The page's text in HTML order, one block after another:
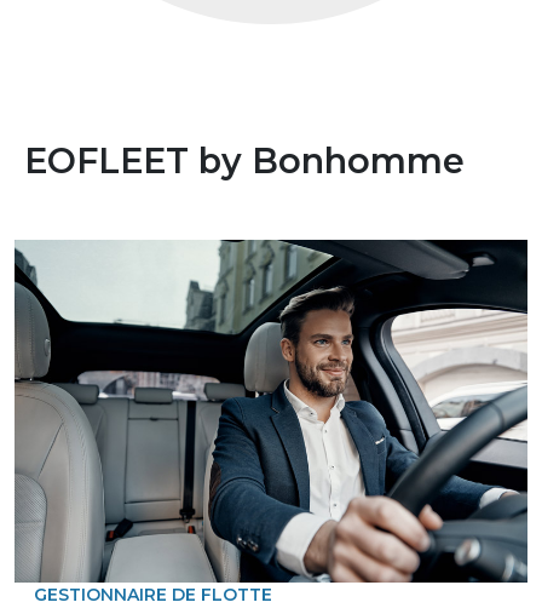
EOFLEET by Bonhomme
GESTIONNAIRE DE FLOTTE